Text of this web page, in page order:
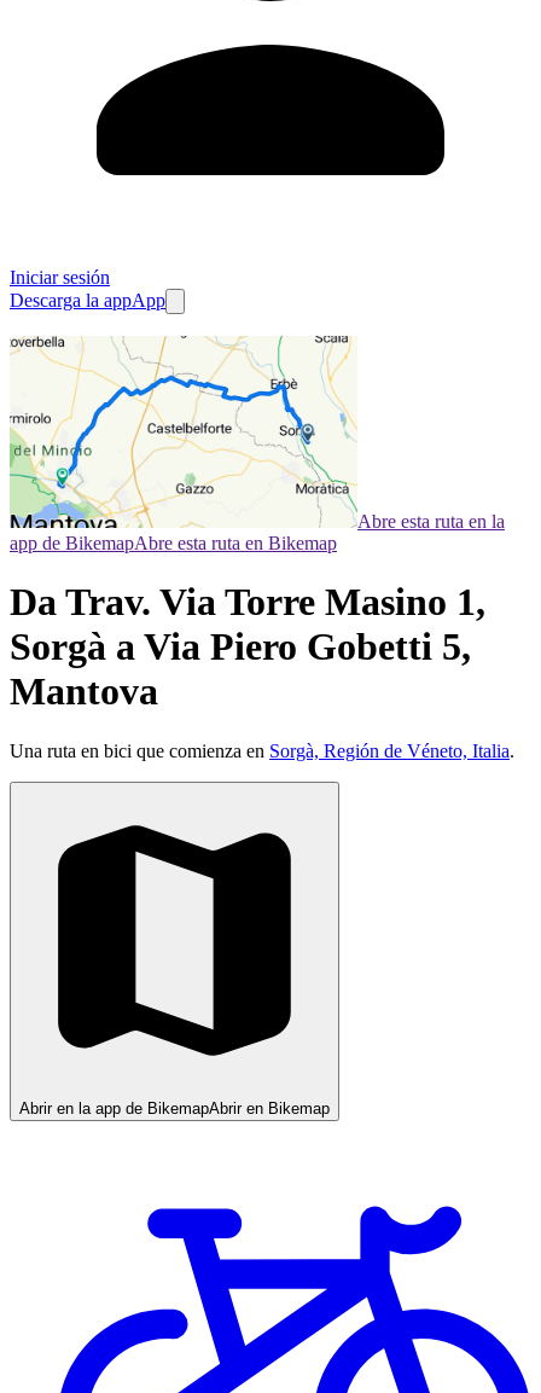
Iniciar sesión
Descarga la appApp
Abre esta ruta en la
app de BikemapAbre esta ruta en Bikemap
Da Trav. Via Torre Masino 1,
Sorgà a Via Piero Gobetti 5,
Mantova
Una ruta en bici que comienza en Sorgà, Región de Véneto, Italia.
Abrir en la app de BikemapAbrir en Bikemap